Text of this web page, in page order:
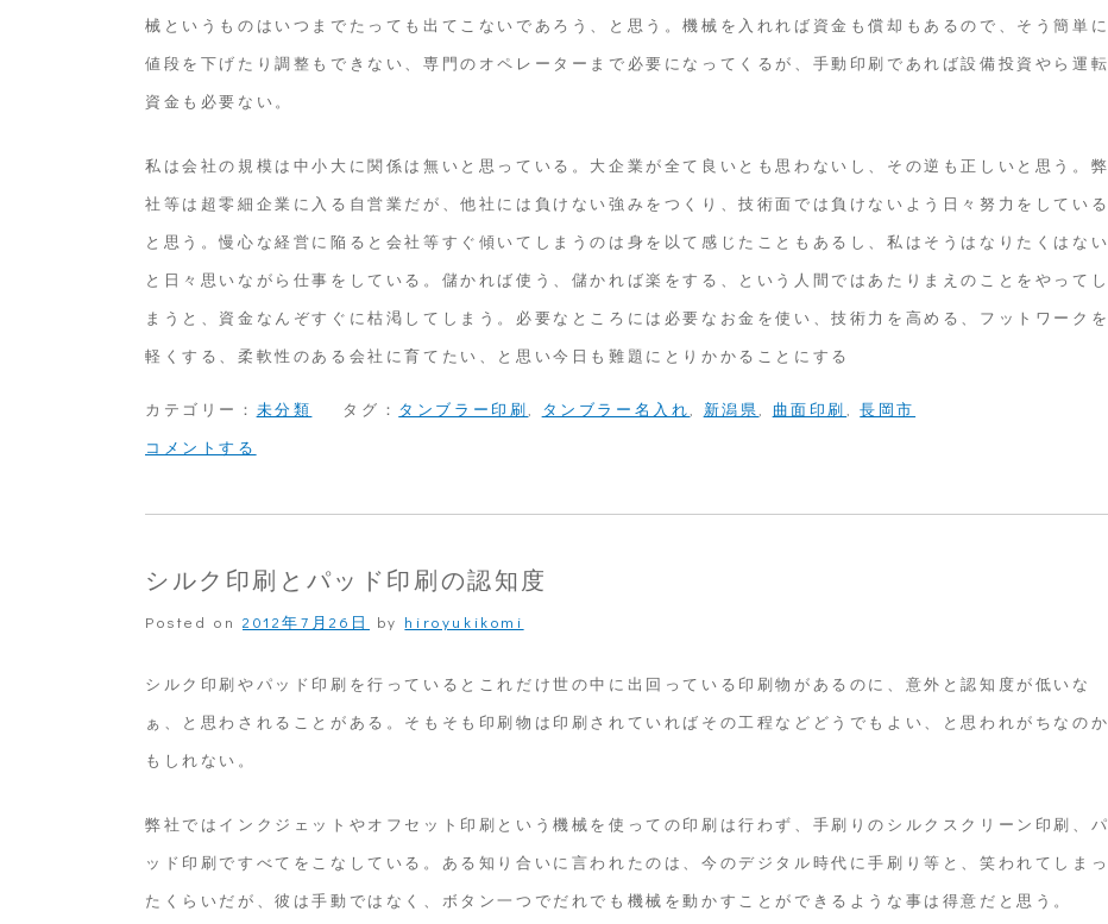
械というものはいつまでたっても出てこないであろう、と思う。機械を入れれば資金も償却もあるので、そう簡単に
値段を下げたり調整もできない、専門のオペレーターまで必要になってくるが、手動印刷であれば設備投資やら運転
資金も必要ない。
私は会社の規模は中小大に関係は無いと思っている。大企業が全て良いとも思わないし、その逆も正しいと思う。弊
社等は超零細企業に入る自営業だが、他社には負けない強みをつくり、技術面では負けないよう日々努力をしている
と思う。慢心な経営に陥ると会社等すぐ傾いてしまうのは身を以て感じたこともあるし、私はそうはなりたくはない
と日々思いながら仕事をしている。儲かれば使う、儲かれば楽をする、という人間ではあたりまえのことをやってし
まうと、資金なんぞすぐに枯渇してしまう。必要なところには必要なお金を使い、技術力を高める、フットワークを
軽くする、柔軟性のある会社に育てたい、と思い今日も難題にとりかかることにする
カテゴリー： 未分類 タグ： タンブラー印刷 タンブラー名入れ 新潟県 曲面印刷 ,長岡市
コメントする
日
曲
面
印
刷
シルク印刷とパッド印刷の認知度
Posted on 2012年7月26日 by hiroyukikomi
シルク印刷やパッド印刷を行っているとこれだけ世の中に出回っている印刷物があるのに、意外と認知度が低いな
ぁ、と思わされることがある。そもそも印刷物は印刷されていればその工程などどうでもよい、と思われがちなのか
もしれない。
弊社ではインクジェットやオフセット印刷という機械を使っての印刷は行わず、手刷りのシルクスクリーン印刷、パ
ッド印刷ですべてをこなしている。ある知り合いに言われたのは、今のデジタル時代に手刷り等と、笑われてしまっ
たくらいだが、彼は手動ではなく、ボタン一つでだれでも機械を動かすことができるような事は得意だと思う。